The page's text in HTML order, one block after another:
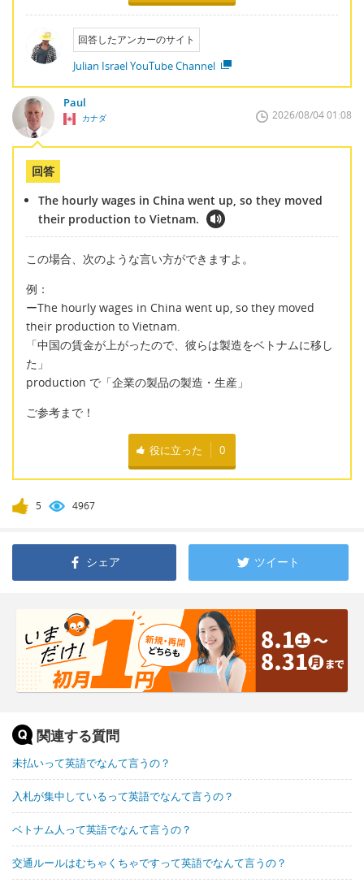
回答したアンカーのサイト
Julian Israel YouTube Channel
Paul
カナダ 2026/08/04 01:08
回答
The hourly wages in China went up, so they moved
their production to Vietnam.
この場合、次のような言い方ができますよ。
例：
ーThe hourly wages in China went up, so they moved
their production to Vietnam.
「中国の賃金が上がったので、彼らは製造をベトナムに移し
た」
production で「企業の製品の製造・生産」
ご参考まで！
役に立った 0
5 4967
シェア ツイート
関連する質問
未払いって英語でなんて言うの？
入札が集中しているって英語でなんて言うの？
ベトナム人って英語でなんて言うの？
交通ルールはむちゃくちゃですって英語でなんて言うの？